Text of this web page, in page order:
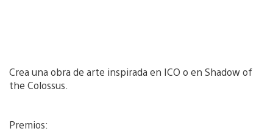
Crea una obra de arte inspirada en ICO o en Shadow of
the Colossus.
Premios: